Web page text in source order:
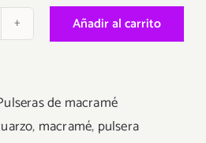
Añadir al carrito
de macramé
, macramé, pulsera